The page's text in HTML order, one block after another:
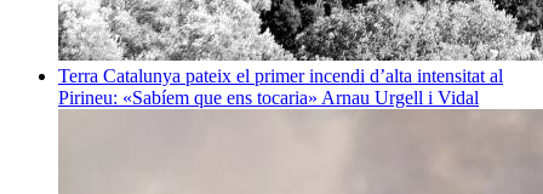
Terra Catalunya pateix el primer incendi d’alta intensitat al
Pirineu: «Sabíem que ens tocaria» Arnau Urgell i Vidal